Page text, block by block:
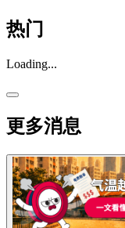
热门
Loading...
更多消息